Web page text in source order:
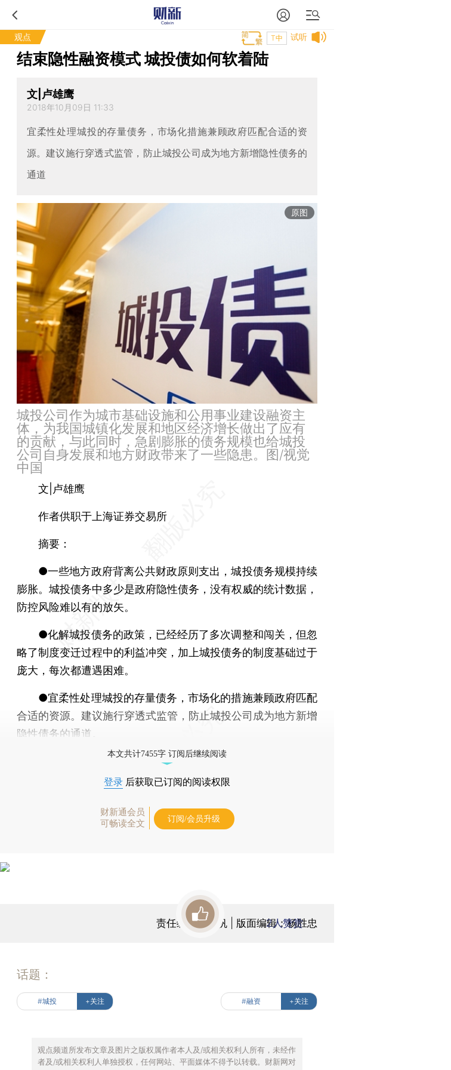
观点 试听
T中
结束隐性融资模式 城投债如何软着陆
文|卢雄鹰
2018年10月09日 11:33
宜柔性处理城投的存量债务，市场化措施兼顾政府匹配合适的资
源。建议施行穿透式监管，防止城投公司成为地方新增隐性债务的
通道
原图
城投公司作为城市基础设施和公用事业建设融资主
体，为我国城镇化发展和地区经济增长做出了应有
的贡献，与此同时，急剧膨胀的债务规模也给城投
公司自身发展和地方财政带来了一些隐患。图/视觉
中国
文|卢雄鹰
作者供职于上海证券交易所
摘要：
●一些地方政府背离公共财政原则支出，城投债务规模持续
膨胀。城投债务中多少是政府隐性债务，没有权威的统计数据，
防控风险难以有的放矢。
●化解城投债务的政策，已经经历了多次调整和闯关，但忽
略了制度变迁过程中的利益冲突，加上城投债务的制度基础过于
庞大，每次都遭遇困难。
●宜柔性处理城投的存量债务，市场化的措施兼顾政府匹配
合适的资源。建议施行穿透式监管，防止城投公司成为地方新增
隐性债务的通道。
本文共计7455字 订阅后继续阅读
登录 后获取已订阅的阅读权限
财新通会员
可畅读全文
订阅/会员升级
责任编辑：张帆 | 版面编辑：杨胜忠
2人赞赏
话题：
#城投 +关注 #融资 +关注
观点频道所发布文章及图片之版权属作者本人及/或相关权利人所有，未经作
者及/或相关权利人单独授权，任何网站、平面媒体不得予以转载。财新网对